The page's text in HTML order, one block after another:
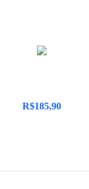
R$185,90